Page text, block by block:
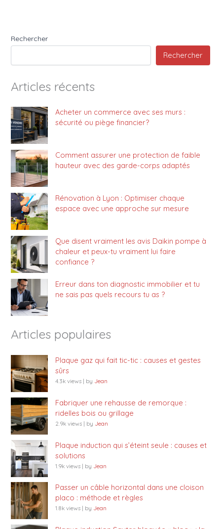
Rechercher
Rechercher
Articles récents
Acheter un commerce avec ses murs :
sécurité ou piège financier?
Comment assurer une protection de faible
hauteur avec des garde-corps adaptés
Rénovation à Lyon : Optimiser chaque
espace avec une approche sur mesure
Que disent vraiment les avis Daikin pompe à
chaleur et peux-tu vraiment lui faire
confiance ?
Erreur dans ton diagnostic immobilier et tu
ne sais pas quels recours tu as ?
Articles populaires
Plaque gaz qui fait tic-tic : causes et gestes
sûrs
4.3k views | by Jean
Fabriquer une rehausse de remorque :
ridelles bois ou grillage
2.9k views | by Jean
Plaque induction qui s’éteint seule : causes et
solutions
1.9k views | by Jean
Passer un câble horizontal dans une cloison
placo : méthode et règles
1.8k views | by Jean